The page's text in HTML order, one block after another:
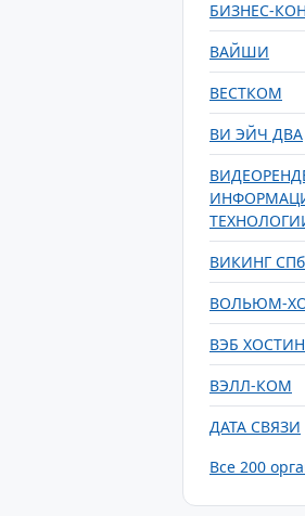
БИЗНЕС-
ВАЙШИ
ВЕСТКОМ
ВИ ЭЙЧ ДВА
ВИКИНГ СПб
ВОЛЬЮМ-
ВЭБ
ВЭЛЛ-КОМ
ДАТА СВЯЗИ
Все 200